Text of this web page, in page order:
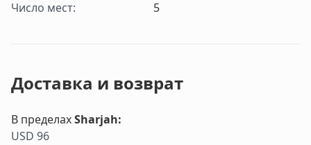
Число мест: 5
Доставка и возврат
В пределахSharjah:
USD 96